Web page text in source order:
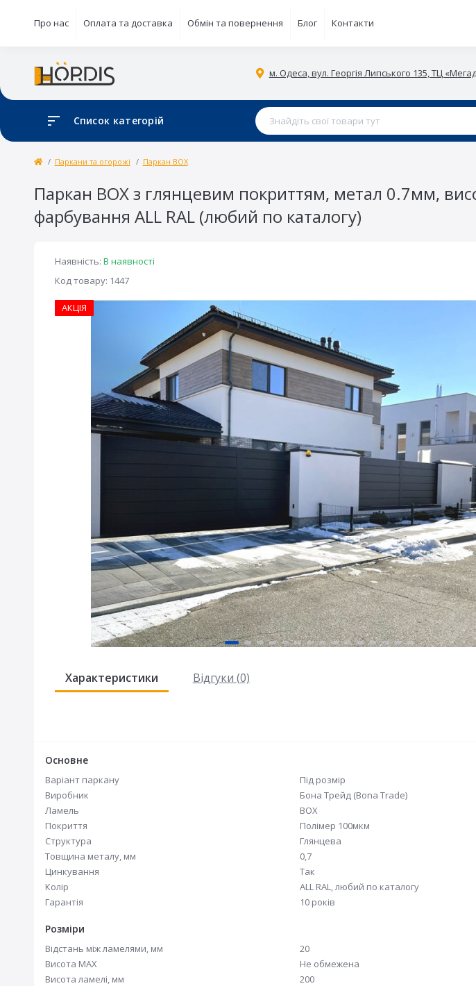
Про нас Оплата та доставка Обмін та повернення Блог Контакти
м. Одеса, вул. Георгія Липського 135, ТЦ
Список категорій
Паркани та огорожі Паркан BOX
Паркан BOX з глянцевим покриттям, метал 0.7мм,
фарбування ALL RAL (любий по каталогу)
Наявність: В наявності
Код товару: 1447
АКЦІЯ
Характеристики Відгуки (0)
Основне
Варіант паркану
Під розмір
Виробник
Бона Трейд (Bona Trade)
Ламель
BOX
Покриття
Полімер 100мкм
Структура
Глянцева
Товщина металу, мм
0,7
Цинкування
Так
Колір
ALL RAL, любий по каталогу
Гарантія
10 років
Розміри
Відстань між ламелями, мм
20
Висота MAX
Не обмежена
Висота ламелі, мм
200